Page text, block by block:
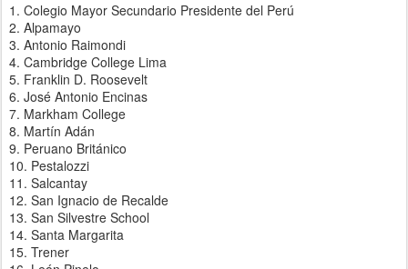
1. Colegio Mayor Secundario Presidente del Perú
2. Alpamayo
3. Antonio Raimondi
4. Cambridge College Lima
5. Franklin D. Roosevelt
6. José Antonio Encinas
7. Markham College
8. Martín Adán
9. Peruano Británico
10. Pestalozzi
11. Salcantay
12. San Ignacio de Recalde
13. San Silvestre School
14. Santa Margarita
15. Trener